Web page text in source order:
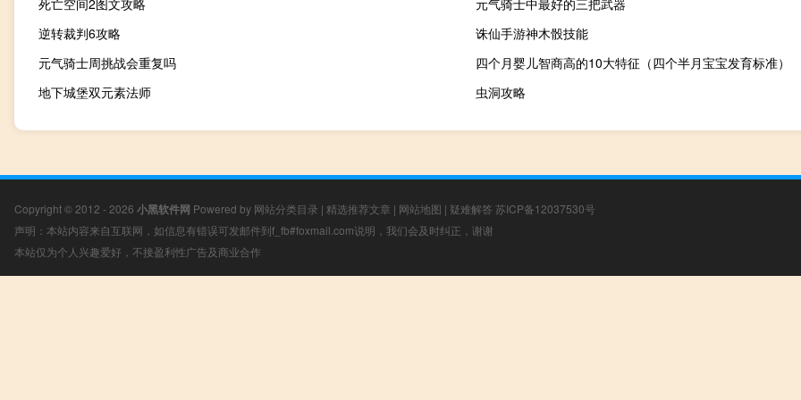
死亡空间2图文攻略
元气骑士中最好的三把武器
逆转裁判6攻略
诛仙手游神木骰技能
元气骑士周挑战会重复吗
四个月婴儿智商高的10大特征（四个半月宝宝发育标准）
地下城堡双元素法师
虫洞攻略
Copyright © 2012 - 2026 小黑软件网 Powered by 网站分类目录 | 精选推荐文章 | 网站地图 | 疑难解答 苏ICP备12037530号
声明：本站内容来自互联网，如信息有错误可发邮件到f_fb#foxmail.com说明，我们会及时纠正，谢谢
本站仅为个人兴趣爱好，不接盈利性广告及商业合作